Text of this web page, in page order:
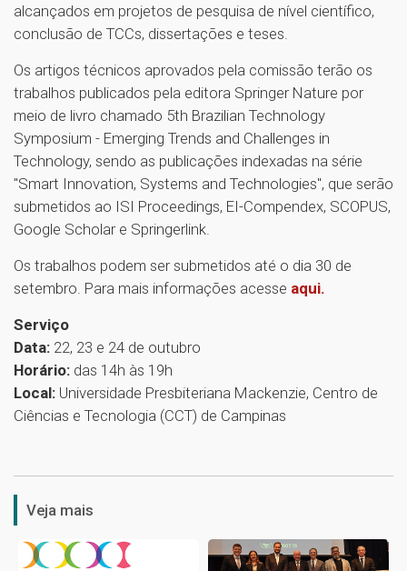
alcançados em projetos de pesquisa de nível científico,
conclusão de TCCs, dissertações e teses.
Os artigos técnicos aprovados pela comissão terão os
trabalhos publicados pela editora Springer Nature por
meio de livro chamado 5th Brazilian Technology
Symposium - Emerging Trends and Challenges in
Technology, sendo as publicações indexadas na série
"Smart Innovation, Systems and Technologies", que serão
submetidos ao ISI Proceedings, EI-Compendex, SCOPUS,
Google Scholar e Springerlink.
Os trabalhos podem ser submetidos até o dia 30 de
setembro. Para mais informações acesse aqui.
Serviço
Data: 22, 23 e 24 de outubro
Horário: das 14h às 19h
Local: Universidade Presbiteriana Mackenzie, Centro de
Ciências e Tecnologia (CCT) de Campinas
Veja mais